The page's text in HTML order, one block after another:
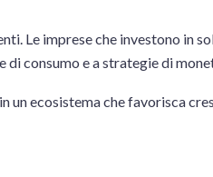
Le imprese che investono in
consumo e a strategie di
ecosistema che favorisca